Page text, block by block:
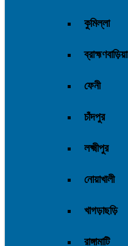
কুমিল্লা
ব্রাহ্মণবাড়িয়া
ফেনী
চাঁদপুর
লক্ষ্মীপুর
নোয়াখালী
খাগড়াছড়ি
রাঙ্গামাটি